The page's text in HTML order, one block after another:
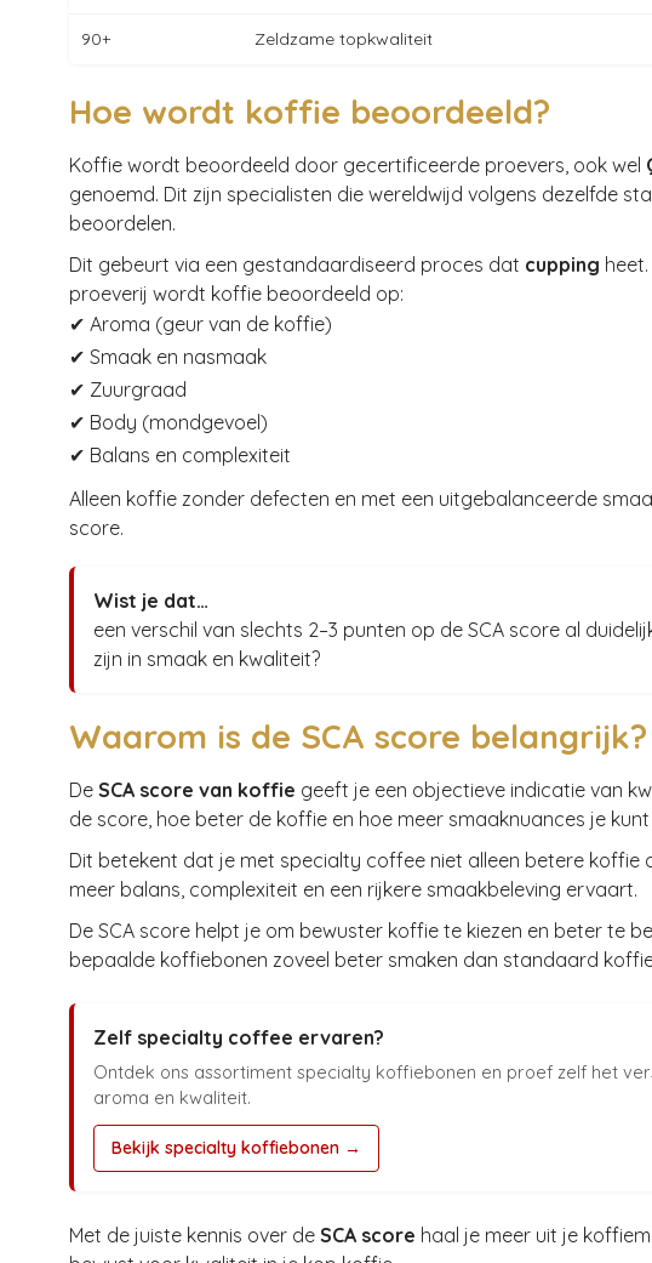
90+ Zeldzame topkwaliteit
Hoe wordt koffie beoordeeld?
Koffie wordt beoordeeld door gecertificeerde proevers, ook wel
genoemd. Dit zijn specialisten die wereldwijd volgens dezelfde
beoordelen.
Dit gebeurt via een gestandaardiseerd proces dat cupping
proeverij wordt koffie beoordeeld op:
✔ Aroma (geur van de koffie)
✔ Smaak en nasmaak
✔ Zuurgraad
✔ Body (mondgevoel)
✔ Balans en complexiteit
Alleen koffie zonder defecten en met een uitgebalanceerde
score.
Wist je dat…
een verschil van slechts 2–3 punten op de SCA score al
zijn in smaak en kwaliteit?
Waarom is de SCA score belangrijk?
De SCA score van koffie geeft je een objectieve indicatie van
de score, hoe beter de koffie en hoe meer smaaknuances je
Dit betekent dat je met specialty coffee niet alleen betere koffie
meer balans, complexiteit en een rijkere smaakbeleving ervaart.
De SCA score helpt je om bewuster koffie te kiezen en beter te
bepaalde koffiebonen zoveel beter smaken dan standaard
Zelf specialty coffee ervaren?
Ontdek ons assortiment specialty koffiebonen en proef zelf het
aroma en kwaliteit.
Bekijk specialty koffiebonen →
Met de juiste kennis over de SCA score haal je meer uit je